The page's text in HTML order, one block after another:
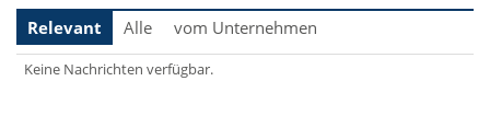
Relevant Alle vom Unternehmen
Keine Nachrichten verfügbar.